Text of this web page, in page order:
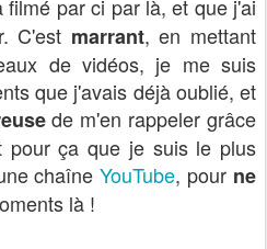
filmé par ci par là, et que j'ai
C'est marrant, en mettant
de vidéos, je me suis
que j'avais déjà oublié, et
de m'en rappeler grâce
ça que je suis le plus
chaîneYouTube, pour ne
là !